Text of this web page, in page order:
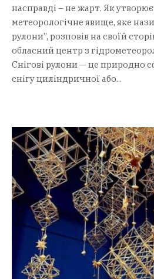
насправді – не жарт. Як
метеорологічне явище, яке
рулони”, розповів на своїй
обласний центр з
Снігові рулони — це природно
снігу циліндричної або...